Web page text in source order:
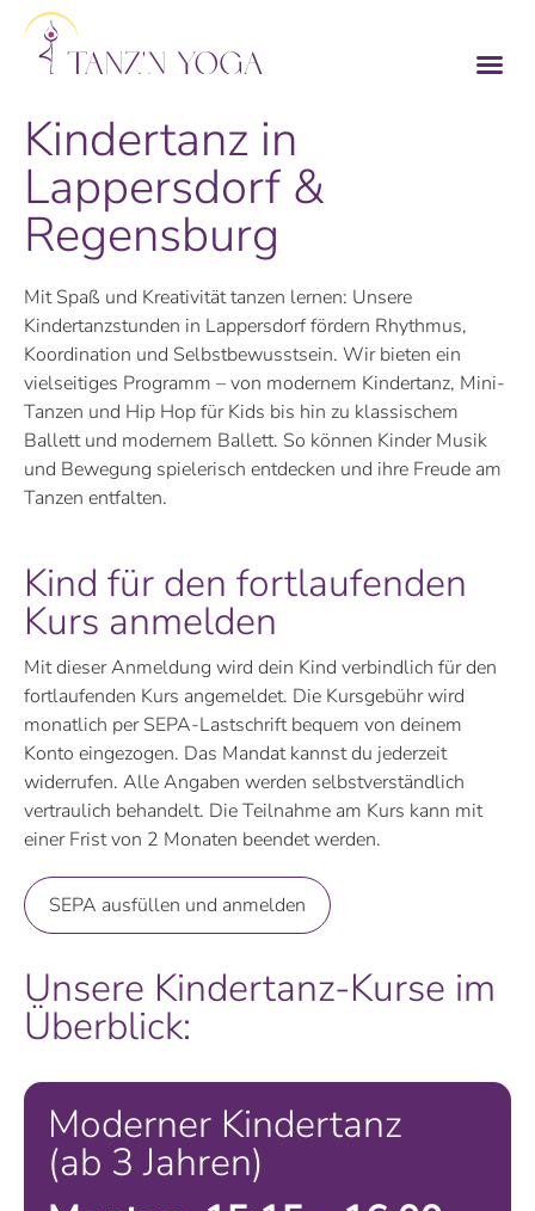
Kindertanz in
Lappersdorf &
Regensburg
Mit Spaß und Kreativität tanzen lernen: Unsere
Kindertanzstunden in Lappersdorf fördern Rhythmus,
Koordination und Selbstbewusstsein. Wir bieten ein
vielseitiges Programm – von modernem Kindertanz, Mini-
Tanzen und Hip Hop für Kids bis hin zu klassischem
Ballett und modernem Ballett. So können Kinder Musik
und Bewegung spielerisch entdecken und ihre Freude am
Tanzen entfalten.
Kind für den fortlaufenden
Kurs anmelden
Mit dieser Anmeldung wird dein Kind verbindlich für den
fortlaufenden Kurs angemeldet. Die Kursgebühr wird
monatlich per SEPA-Lastschrift bequem von deinem
Konto eingezogen. Das Mandat kannst du jederzeit
widerrufen. Alle Angaben werden selbstverständlich
vertraulich behandelt. Die Teilnahme am Kurs kann mit
einer Frist von 2 Monaten beendet werden.
SEPA ausfüllen und anmelden
Unsere Kindertanz-Kurse im
Überblick:
Moderner Kindertanz
(ab 3 Jahren)